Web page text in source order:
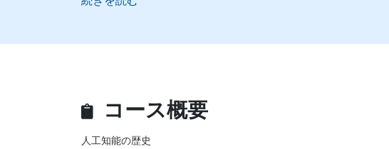
コース概要
人工知能の歴史